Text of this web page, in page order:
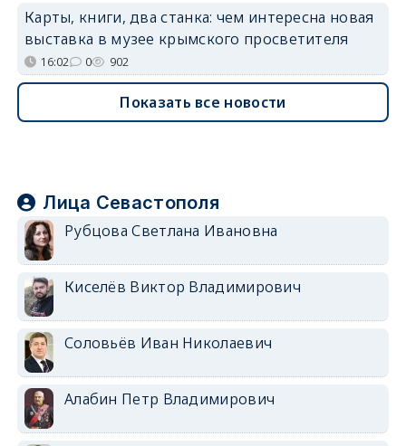
Карты, книги, два станка: чем интересна новая
выставка в музее крымского просветителя
16:02 0 902
Показать все новости
Лица Севастополя
Рубцова Светлана Ивановна
Киселёв Виктор Владимирович
Соловьёв Иван Николаевич
Алабин Петр Владимирович